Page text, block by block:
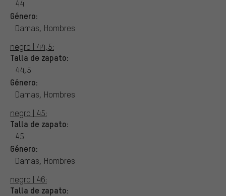
44
Género:
Damas, Hombres
negro | 44,5:
Talla de zapato:
44,5
Género:
Damas, Hombres
negro | 45:
Talla de zapato:
45
Género:
Damas, Hombres
negro | 46:
Talla de zapato: